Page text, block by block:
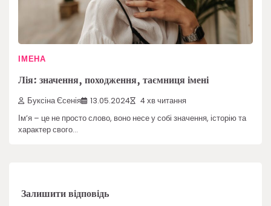
ІМЕНА
Лія: значення, походження, таємниця імені
Буксіна Єсенія 13.05.2024 4 хв читання
Ім’я – це не просто слово, воно несе у собі значення, історію та
характер свого…
Залишити відповідь